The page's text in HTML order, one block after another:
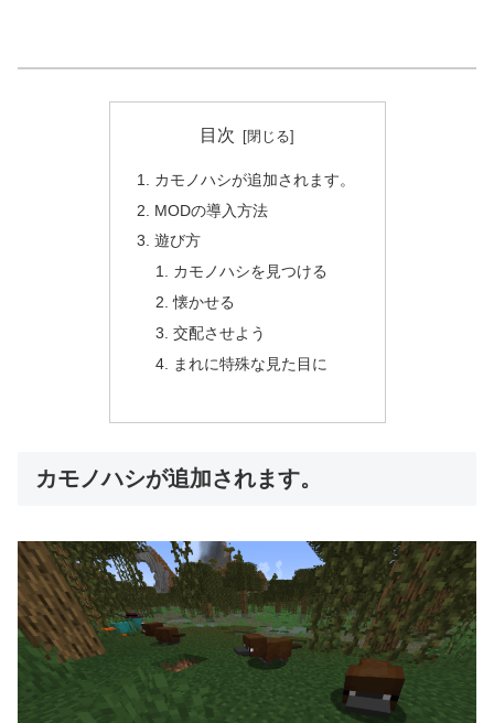
目次
カモノハシが追加されます。
MODの導入方法
遊び方
カモノハシを見つける
懐かせる
交配させよう
まれに特殊な見た目に
カモノハシが追加されます。